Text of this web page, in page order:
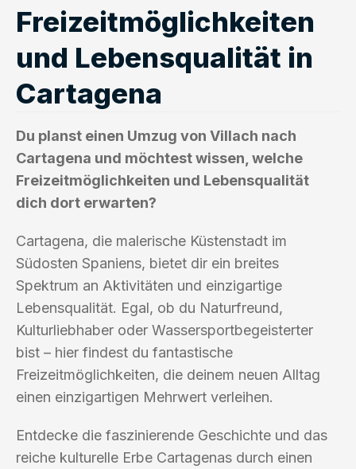
Freizeitmöglichkeiten
und Lebensqualität in
Cartagena
Du planst einen Umzug von Villach nach
Cartagena und möchtest wissen, welche
Freizeitmöglichkeiten und Lebensqualität
dich dort erwarten?
Cartagena, die malerische Küstenstadt im
Südosten Spaniens, bietet dir ein breites
Spektrum an Aktivitäten und einzigartige
Lebensqualität. Egal, ob du Naturfreund,
Kulturliebhaber oder Wassersportbegeisterter
bist – hier findest du fantastische
Freizeitmöglichkeiten, die deinem neuen Alltag
einen einzigartigen Mehrwert verleihen.
Entdecke die faszinierende Geschichte und das
reiche kulturelle Erbe Cartagenas durch einen